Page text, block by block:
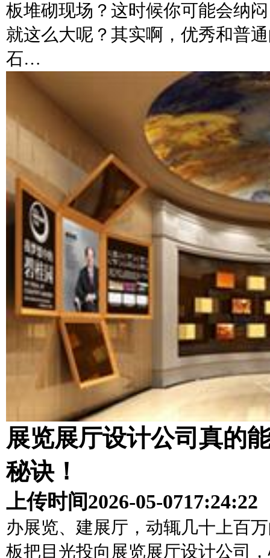
板堆砌现场？这时候你可能会纳
就这么大呢？其实啊，优秀和普
石…
展览展厅设计公司真的
秘诀！
上传时间2026-05-0717:24:22
办展览、建展厅，动辄几十上百
板把目光投向展览展厅设计公司